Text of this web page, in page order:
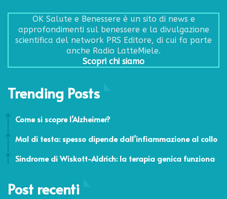
OK Salute e Benessere è un sito di news e
approfondimenti sul benessere e la divulgazione
scientifica del network PRS Editore, di cui fa parte
anche Radio LatteMiele.
Scopri chi siamo
Trending Posts
Come si scopre l’Alzheimer?
Mal di testa: spesso dipende dall’infiammazione al collo
Sindrome di Wiskott-Aldrich: la terapia genica funziona
Post recenti